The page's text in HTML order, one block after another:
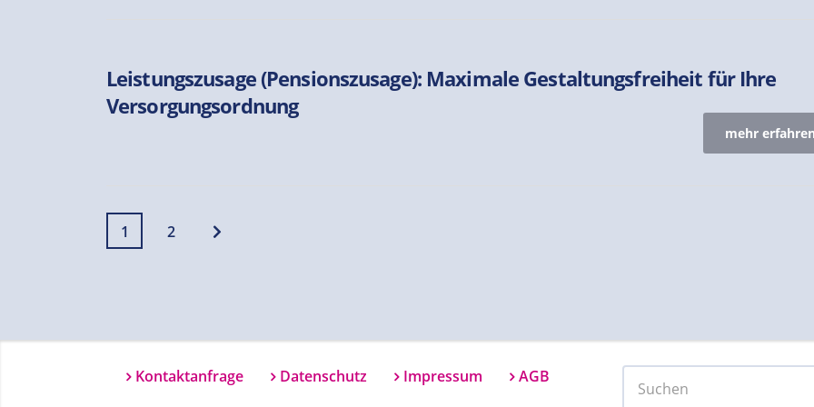
Leistungszusage (Pensionszusage): Maximale Gestaltungsfreiheit für Ihre
Versorgungsordnung
mehr
1 2
Kontaktanfrage Datenschutz Impressum AGB